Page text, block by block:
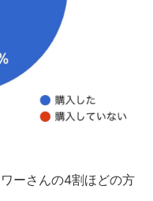
ーさんの4割ほどの方